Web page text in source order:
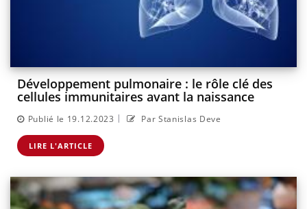
Développement pulmonaire : le rôle clé des
cellules immunitaires avant la naissance
Publié le 19.12.2023 | Par Stanislas Deve
LIRE L'ARTICLE